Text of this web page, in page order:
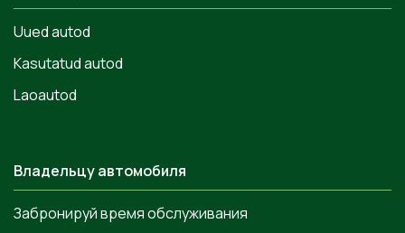
Uued autod
Kasutatud autod
Laoautod
Владельцу автомобиля
Забронируй время обслуживания